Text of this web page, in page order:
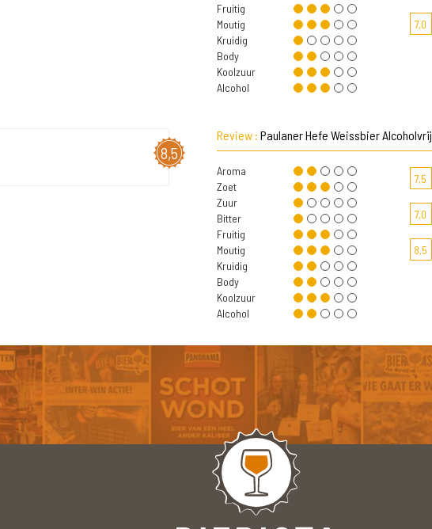
Fruitig
Moutig
Kruidig
Body
Koolzuur
Alcohol
7,0
8,5
Review : Paulaner Hefe Weissbier Alcoholvrij
Aroma
Zoet
Zuur
Bitter
Fruitig
Moutig
Kruidig
Body
Koolzuur
Alcohol
7,5
7,0
8,5